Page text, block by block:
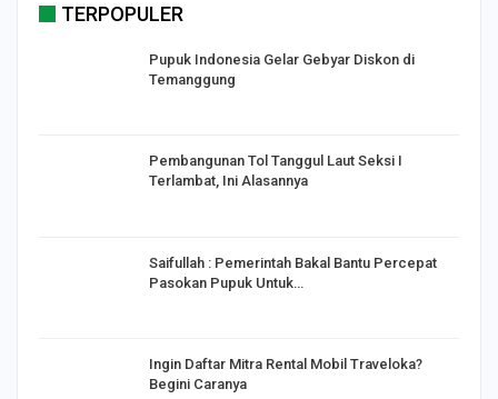
TERPOPULER
Pupuk Indonesia Gelar Gebyar Diskon di
Temanggung
Pembangunan Tol Tanggul Laut Seksi I
Terlambat, Ini Alasannya
Saifullah : Pemerintah Bakal Bantu Percepat
Pasokan Pupuk Untuk…
Ingin Daftar Mitra Rental Mobil Traveloka?
Begini Caranya